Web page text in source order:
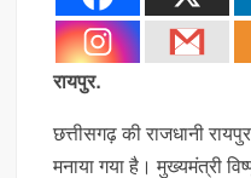
रायपुर.
छत्तीसगढ़ की राजधानी
मनाया गया है। मुख्यमंत्री